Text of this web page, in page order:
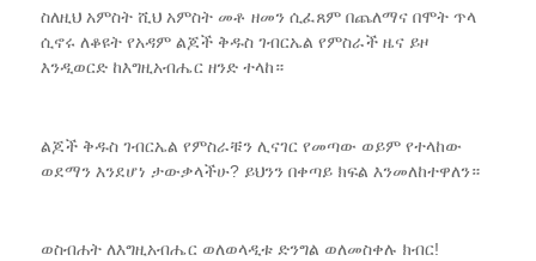
ስለዚህ አምስት ሺህ አምስት መቶ ዘመን ሲፈጸም በጨለማና በሞት ጥላ
ሲኖሩ ለቆዩት የአዳም ልጆች ቅዱስ ገብርኤል የምስራች ዜና ይዞ
እንዲወርድ ከእግዚአብሔር ዘንድ ተላከ።
ልጆች ቅዱስ ገብርኤል የምስራቹን ሊናገር የመጣው ወይም የተላከው
ወደማን እንደሆነ ታውቃላችሁ? ይህንን በቀጣይ ክፍል እንመለከተዋለን።
ወስብሐት ለእግዚአብሔር ወለወላዲቱ ድንግል ወለመስቀሉ ክብር!